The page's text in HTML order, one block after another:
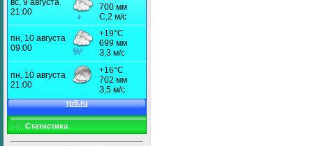
Статистика